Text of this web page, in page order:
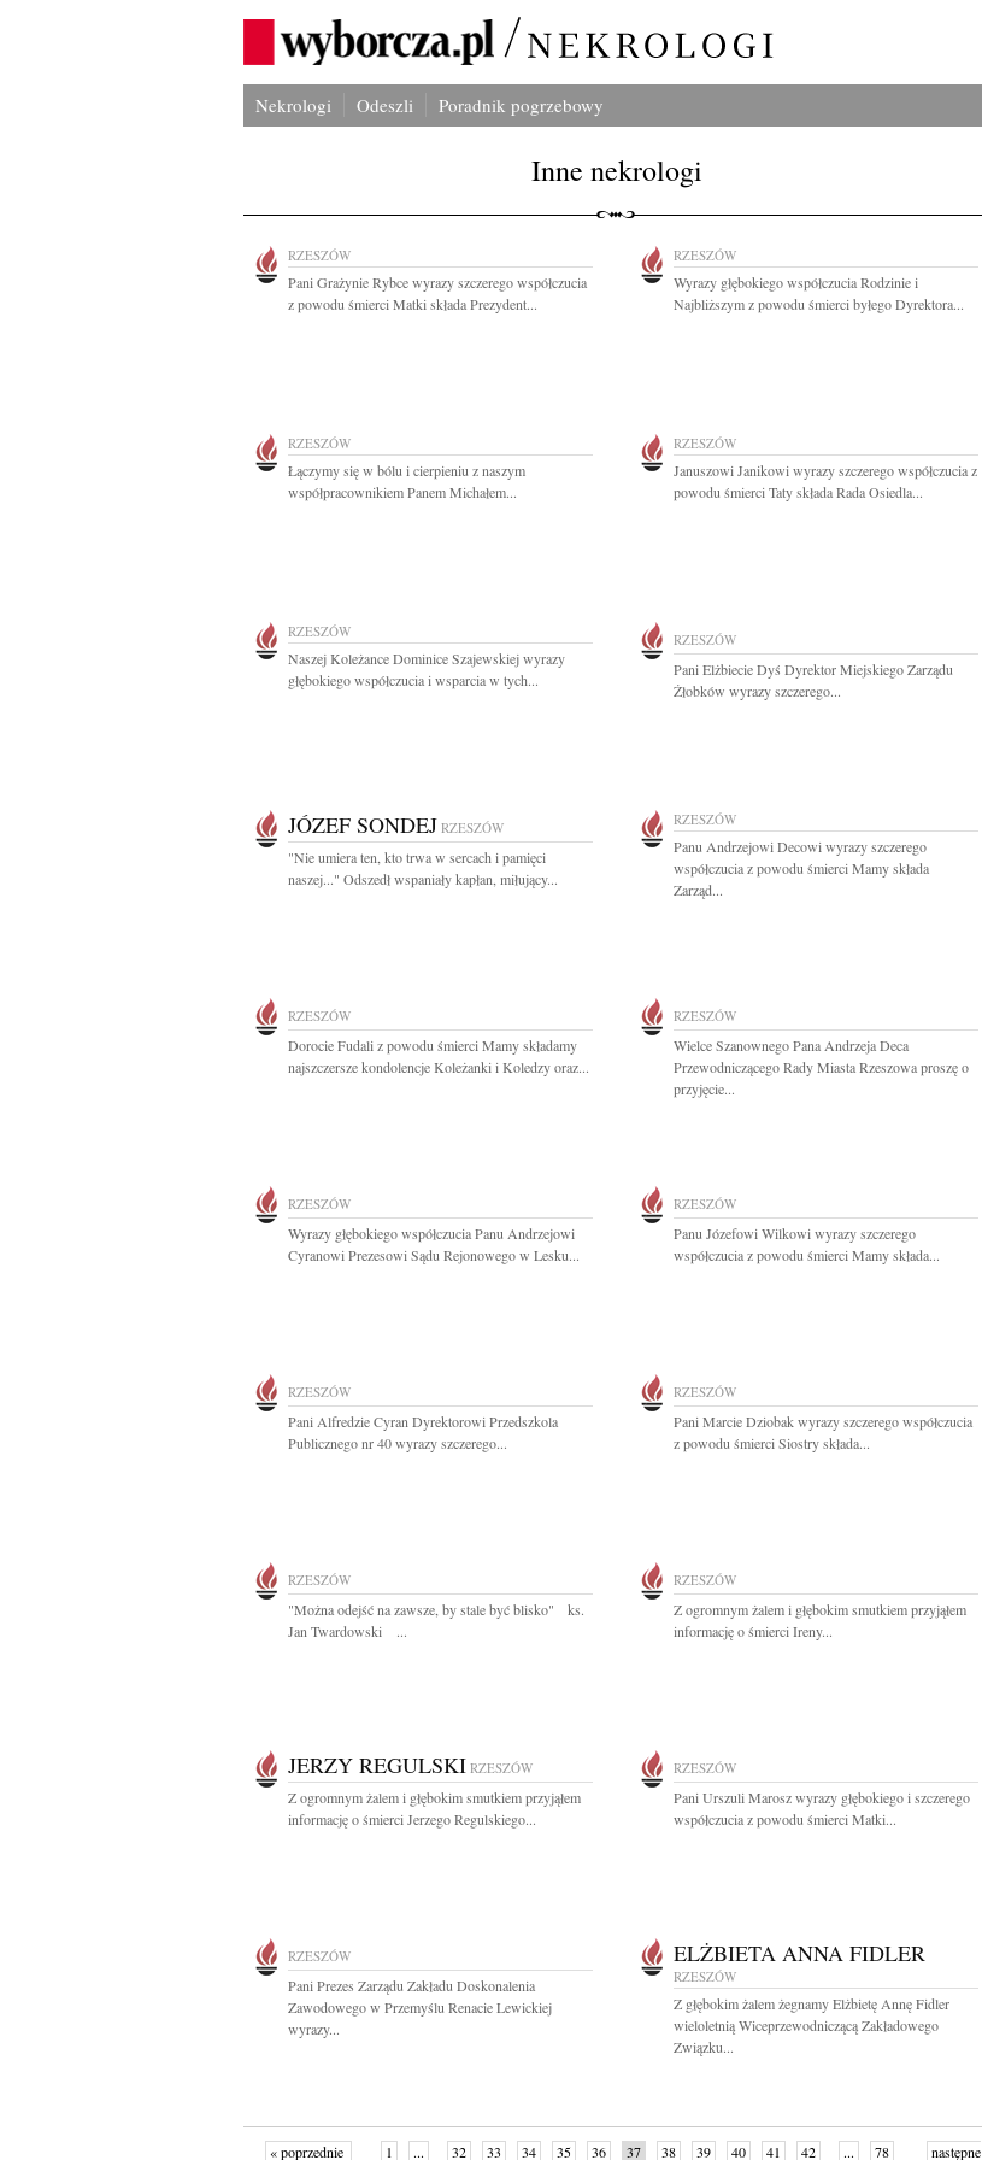
Nekrologi Odeszli Poradnik pogrzebowy
Inne nekrologi
RZESZÓW
Pani Grażynie Rybce wyrazy szczerego współczucia
z powodu śmierci Matki składa Prezydent...
RZESZÓW
Wyrazy głębokiego współczucia Rodzinie i
Najbliższym z powodu śmierci byłego Dyrektora...
RZESZÓW
Łączymy się w bólu i cierpieniu z naszym
współpracownikiem Panem Michałem...
RZESZÓW
Januszowi Janikowi wyrazy szczerego współczucia z
powodu śmierci Taty składa Rada Osiedla...
RZESZÓW
Naszej Koleżance Dominice Szajewskiej wyrazy
głębokiego współczucia i wsparcia w tych...
RZESZÓW
Pani Elżbiecie Dyś Dyrektor Miejskiego Zarządu
Żłobków wyrazy szczerego...
JÓZEF SONDEJ RZESZÓW
"Nie umiera ten, kto trwa w sercach i pamięci
naszej..." Odszedł wspaniały kapłan, miłujący...
RZESZÓW
Panu Andrzejowi Decowi wyrazy szczerego
współczucia z powodu śmierci Mamy składa
Zarząd...
RZESZÓW
Dorocie Fudali z powodu śmierci Mamy składamy
najszczersze kondolencje Koleżanki i Koledzy oraz...
RZESZÓW
Wielce Szanownego Pana Andrzeja Deca
Przewodniczącego Rady Miasta Rzeszowa proszę o
przyjęcie...
RZESZÓW
Wyrazy głębokiego współczucia Panu Andrzejowi
Cyranowi Prezesowi Sądu Rejonowego w Lesku...
RZESZÓW
Panu Józefowi Wilkowi wyrazy szczerego
współczucia z powodu śmierci Mamy składa...
RZESZÓW
Pani Alfredzie Cyran Dyrektorowi Przedszkola
Publicznego nr 40 wyrazy szczerego...
RZESZÓW
Pani Marcie Dziobak wyrazy szczerego współczucia
z powodu śmierci Siostry składa...
RZESZÓW
"Można odejść na zawsze, by stale być blisko" ks.
Jan Twardowski ...
RZESZÓW
Z ogromnym żalem i głębokim smutkiem przyjąłem
informację o śmierci Ireny...
JERZY REGULSKI RZESZÓW
Z ogromnym żalem i głębokim smutkiem przyjąłem
informację o śmierci Jerzego Regulskiego...
RZESZÓW
Pani Urszuli Marosz wyrazy głębokiego i szczerego
współczucia z powodu śmierci Matki...
RZESZÓW
Pani Prezes Zarządu Zakładu Doskonalenia
Zawodowego w Przemyślu Renacie Lewickiej
wyrazy...
ELŻBIETA ANNA FIDLER
RZESZÓW
Z głębokim żalem żegnamy Elżbietę Annę Fidler
wieloletnią Wiceprzewodniczącą Zakładowego
Związku...
« poprzednie 1 ... 32 33 34 35 36 37 38 39 40 41 42 ... 78 następne